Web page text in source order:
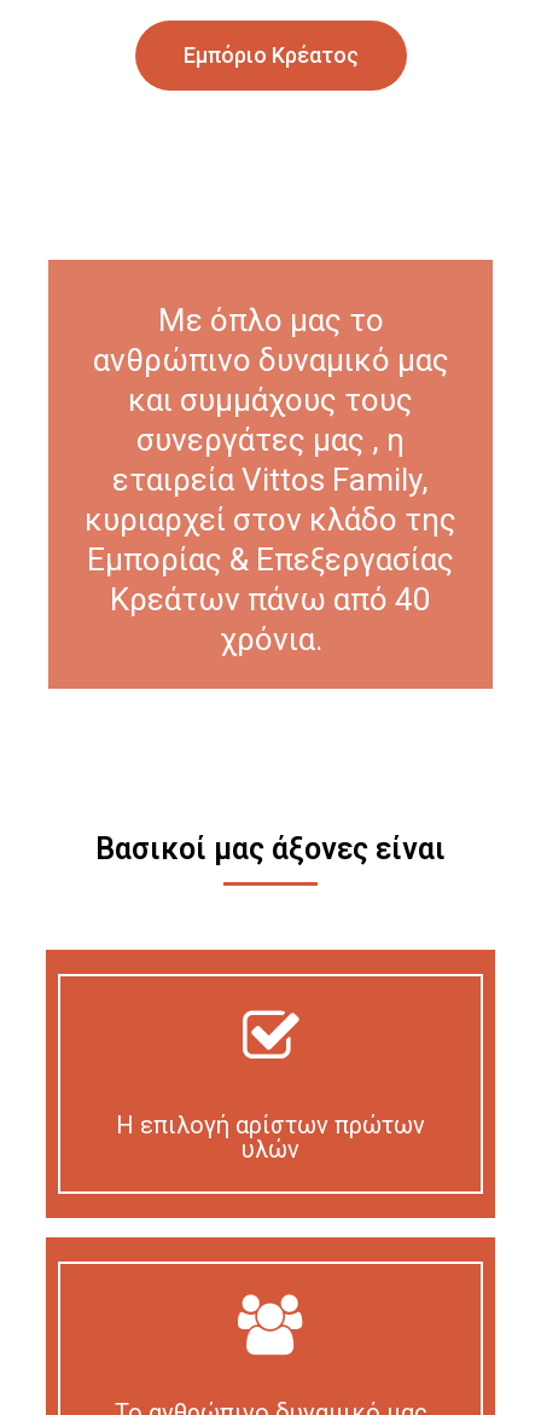
Εμπόριο Κρέατος
Με όπλο μας το
ανθρώπινο δυναμικό μας
και συμμάχους τους
συνεργάτες μας , η
εταιρεία Vittos Family,
κυριαρχεί στον κλάδο της
Εμπορίας & Επεξεργασίας
Κρεάτων πάνω από 40
χρόνια.
Βασικοί μας άξονες είναι
Η επιλογή αρίστων πρώτων
υλών